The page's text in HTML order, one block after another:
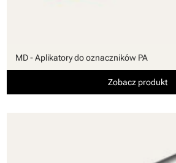
MD - Aplikatory do oznaczników PA
Zobacz produkt